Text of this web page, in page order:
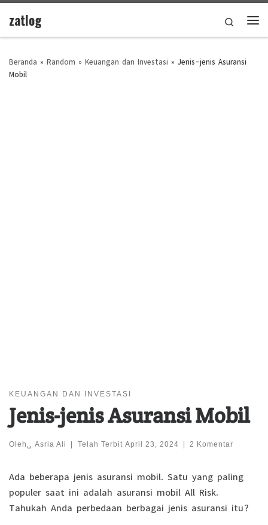
Skip to content
zatlog Search
Beranda » Random » Keuangan dan Investasi » Jenis-jenis Asuransi
Mobil
KEUANGAN DAN INVESTASI
Jenis-jenis Asuransi Mobil
Oleh␣ Asria Ali | Telah Terbit April 23, 2024 | 2 Komentar
Ada beberapa jenis asuransi mobil. Satu yang paling
populer saat ini adalah asuransi mobil All Risk.
Tahukah Anda perbedaan berbagai jenis asuransi itu?